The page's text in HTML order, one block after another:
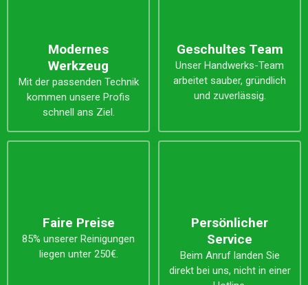
Modernes
Werkzeug
Mit der passenden Technik
kommen unsere Profis
schnell ans Ziel.
Geschultes Team
Unser Handwerks-Team
arbeitet sauber, gründlich
und zuverlässig.
Faire Preise
85% unserer Reinigungen
liegen unter 250€.
Persönlicher
Service
Beim Anruf landen Sie
direkt bei uns, nicht in einer